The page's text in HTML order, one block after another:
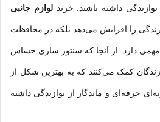
داشته باشند. خریدلوازم جانبی
را افزایش می‌دهد بلکه در محافظت
دارد. از آنجا که سنتور سازی حساس
کمک می‌کنند که به بهترین شکل از
حرفه‌ای و ماندگار از نوازندگی داشته